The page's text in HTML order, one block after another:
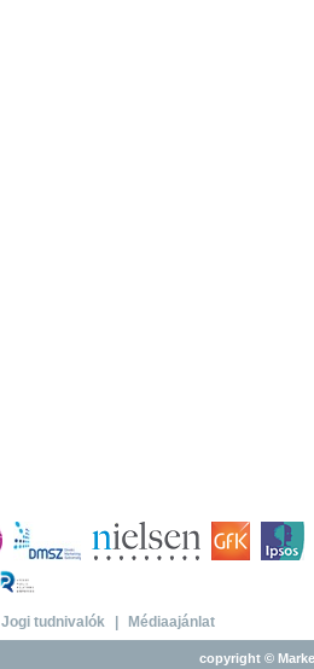
Jogi tudnivalók Médiaajánlat
copyright ©